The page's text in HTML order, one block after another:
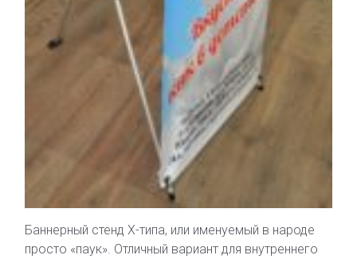
Баннерный стенд Х-типа, или именуемый в народе
просто «паук». Отличный вариант для внутреннего